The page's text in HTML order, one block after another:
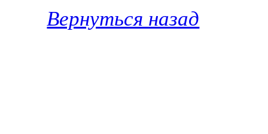
Вернуться назад